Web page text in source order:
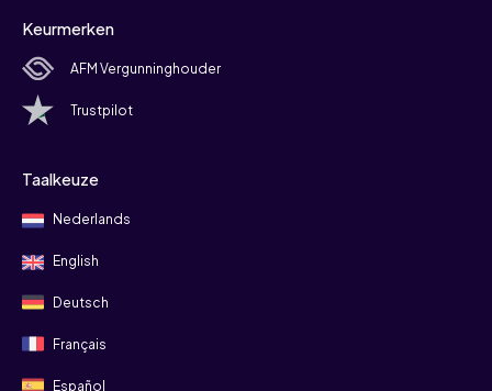
Keurmerken
AFM Vergunninghouder
Trustpilot
Taalkeuze
Nederlands
English
Deutsch
Français
Español